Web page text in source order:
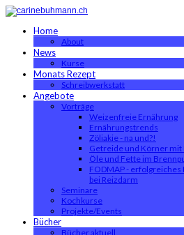
Home
About
News
Kurse
Monats Rezept
Schreibwerkstatt
Angebote
Vorträge
Weizenfreie Ernährung
Ernährungstrends
Zöliakie - na und?!
Getreide und Körner mit
Öle und Fette im
FODMAP -
bei Reizdarm
Seminare
Kochkurse
Projekte/Events
Bücher
Bücher aktuell